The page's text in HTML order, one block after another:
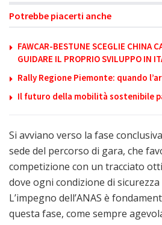
Potrebbe piacerti anche
FAWCAR-BESTUNE SCEGLIE CHINA
GUIDARE IL PROPRIO SVILUPPO IN
Rally Regione Piemonte: quando
Il futuro della mobilità sostenibile
Si avviano verso la fase
sede del percorso di gara, che
competizione con un tracciato
dove ogni condizione di
L’impegno dell’ANAS è
questa fase, come sempre